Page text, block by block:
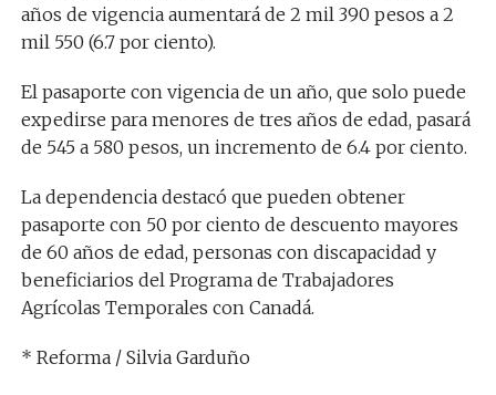
años de vigencia aumentará de 2 mil 390 pesos a 2
mil 550 (6.7 por ciento).
El pasaporte con vigencia de un año, que solo puede
expedirse para menores de tres años de edad, pasará
de 545 a 580 pesos, un incremento de 6.4 por ciento.
La dependencia destacó que pueden obtener
pasaporte con 50 por ciento de descuento mayores
de 60 años de edad, personas con discapacidad y
beneficiarios del Programa de Trabajadores
Agrícolas Temporales con Canadá.
* Reforma / Silvia Garduño